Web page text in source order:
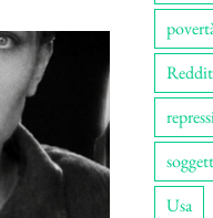
Usa